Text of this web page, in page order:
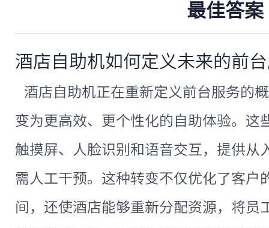
最佳答案
酒店自助机如何定义未来的前
酒店自助机正在重新定义前台服务的
变为更高效、更个性化的自助体验。这
触摸屏、人脸识别和语音交互，提供从
需人工干预。这种转变不仅优化了客户
间，还使酒店能够重新分配资源，将员